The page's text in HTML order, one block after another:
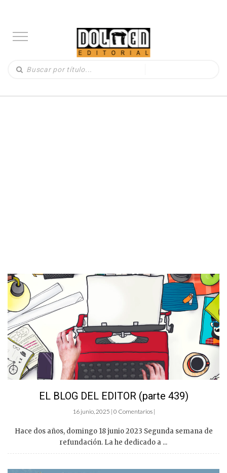
EL BLOG DEL EDITOR (parte 439)
16 junio, 2025 | 0 Comentarios |
Hace dos años, domingo 18 junio 2023 Segunda semana de
refundación. La he dedicado a ...